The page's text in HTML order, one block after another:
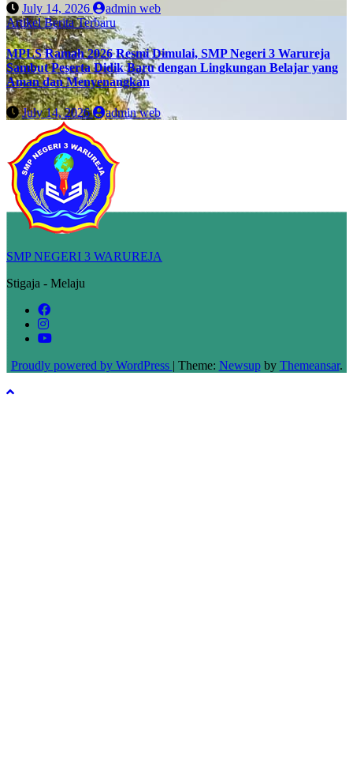
July 14, 2026
admin web
ArtikelBerita Terbaru
MPLS Ramah 2026 Resmi Dimulai, SMP Negeri 3 Warureja
Sambut Peserta Didik Baru dengan Lingkungan Belajar yang
Aman dan Menyenangkan
July 14, 2026 admin web
SMP NEGERI 3 WARUREJA
Stigaja - Melaju
Proudly powered by WordPress Theme: Newsupby Themeansar.